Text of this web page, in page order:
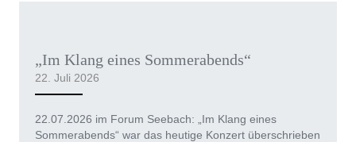
„Im Klang eines Sommerabends“
22. Juli 2026
22.07.2026 im Forum Seebach: „Im Klang eines
Sommerabends“ war das heutige Konzert überschrieben